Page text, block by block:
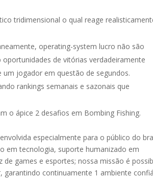
tridimensional o qual reage
operating-system lucro não são
de vitórias verdadeiramente
jogador em questão de segundos.
rankings semanais e sazonais que
o ápice 2 desafios em Bombing Fishing.
especialmente para o público do
em tecnologia, suporte humanizado em
games e esportes; nossa missão é
continuamente 1 ambiente